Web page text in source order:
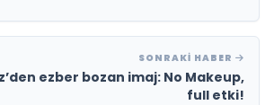
SONRAKI HABER
ezber bozan imaj: No Makeup,
full etki!